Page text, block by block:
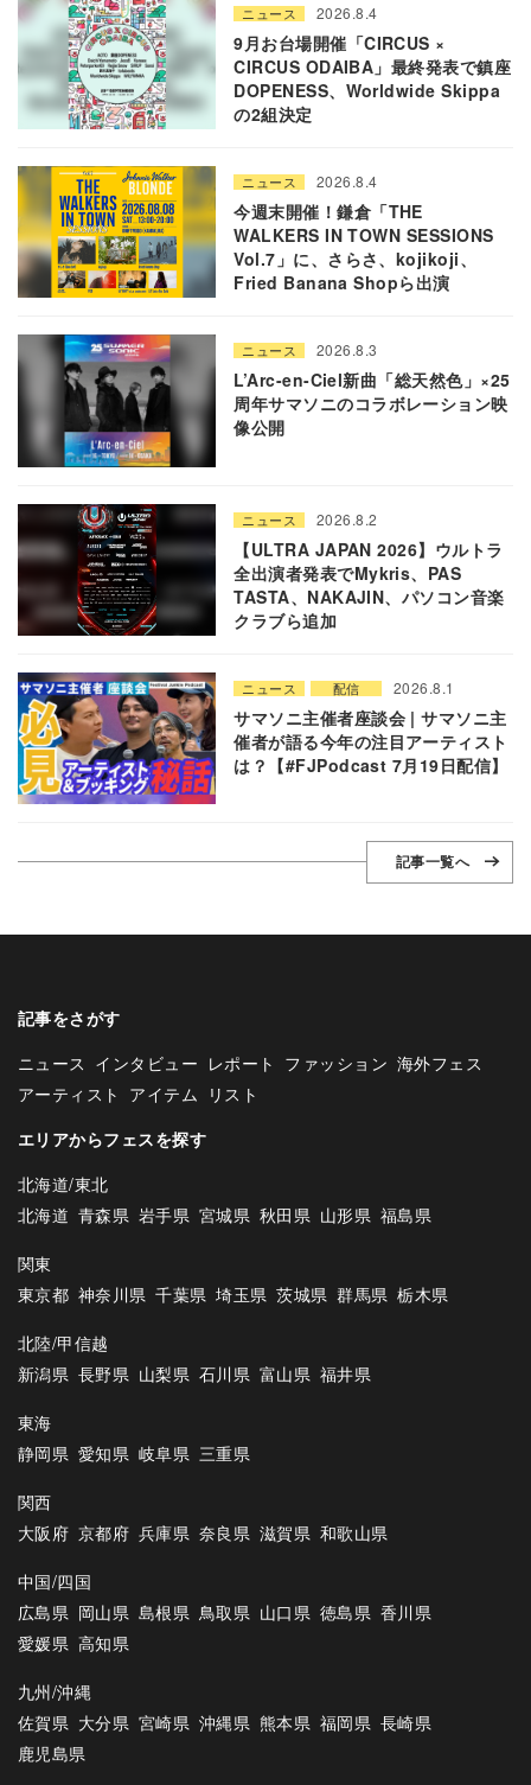
ニュース 2026.8.4
9月お台場開催「CIRCUS ×
CIRCUS ODAIBA」最終発表で鎮座
DOPENESS、Worldwide Skippa
の2組決定
ニュース 2026.8.4
今週末開催！鎌倉「THE
WALKERS IN TOWN SESSIONS
Vol.7」に、さらさ、kojikoji、
Fried Banana Shopら出演
ニュース 2026.8.3
L’Arc-en-Ciel新曲「総天然色」×25
周年サマソニのコラボレーション映
像公開
ニュース 2026.8.2
【ULTRA JAPAN 2026】ウルトラ
全出演者発表でMykris、PAS
TASTA、NAKAJIN、パソコン音楽
クラブら追加
ニュース 配信 2026.8.1
サマソニ主催者座談会 | サマソニ主
催者が語る今年の注目アーティスト
は？【#FJPodcast 7月19日配信】
記事一覧へ
記事をさがす
ニュース インタビュー レポート ファッション 海外フェス
アーティスト アイテム
リスト
エリアからフェスを探す
北海道/東北
北海道 青森県 岩手県 宮城県 秋田県 山形県 福島県
関東
東京都 神奈川県 千葉県 埼玉県 茨城県 群馬県 栃木県
北陸/甲信越
新潟県 長野県 山梨県 石川県 富山県 福井県
東海
静岡県 愛知県 岐阜県 三重県
関西
大阪府 京都府 兵庫県 奈良県 滋賀県 和歌山県
中国/四国
広島県 岡山県 島根県 鳥取県 山口県 徳島県 香川県
愛媛県 高知県
九州/沖縄
佐賀県 大分県 宮崎県 沖縄県 熊本県 福岡県 長崎県
鹿児島県